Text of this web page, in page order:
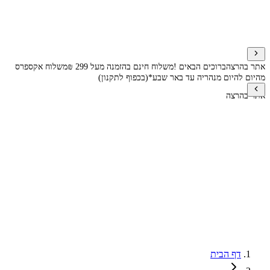
אתר בהרצהברוכים הבאים !משלוח חינם בהזמנה מעל 299 ₪
משלוח אקספרס
מהיום להיום מנהריה עד באר שבע*(בכפוף לתקנון)
אתר בהרצה
דף הבית